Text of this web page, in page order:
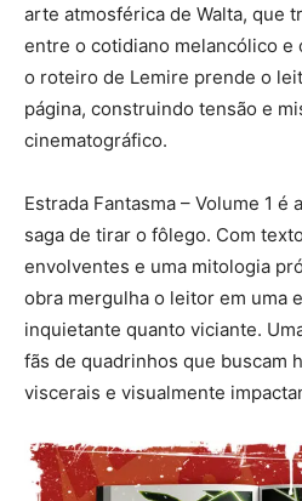
arte atmosférica de Walta, que
entre o cotidiano melancólico
o roteiro de Lemire prende o
página, construindo tensão e
cinematográfico.
Estrada Fantasma – Volume 1 é
saga de tirar o fôlego. Com
envolventes e uma mitologia
obra mergulha o leitor em uma
inquietante quanto viciante.
fãs de quadrinhos que buscam
viscerais e visualmente